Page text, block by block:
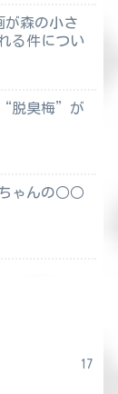
が森の小さ
る件につい
“脱臭梅”が
ちゃんの○○
17